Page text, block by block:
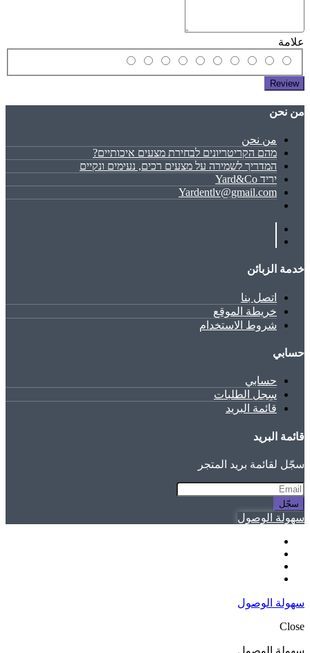
علامة
Review
ﻣﻦ ﻧﺤﻦ
ﻣﻦ ﻧﺤﻦ
מהם הקריטריונים לבחירת מצעים איכותיים?
המדריך לשמירה על מצעים רכים, נעימים ונקיים
יריד Yard&Co
Yardentlv@gmail.com
خدمة الزبائن
اتصل بنا
خريطة الموقع
شروط الاستخدام
حسابي
حسابي
سِجل الطلبات
قائمة البريد
قائمة البريد
سجّل لقائمة بريد المتجر
سجّل
سهولة الوصول
سهولة الوصول
Close
سهولة الوصول